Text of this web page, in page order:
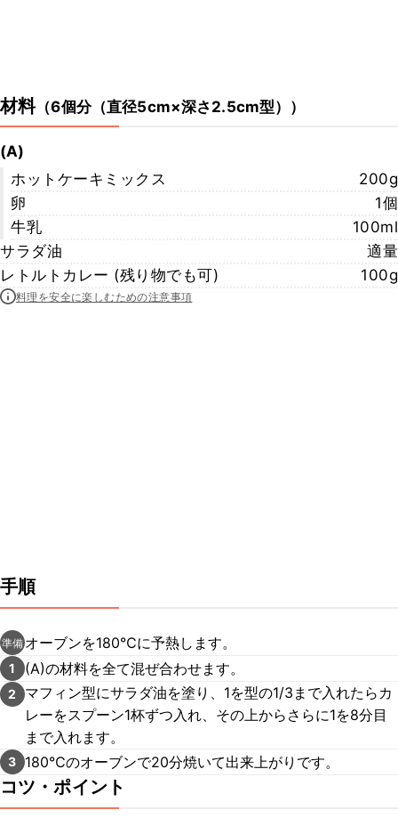
材料（6個分（直径5cm×深さ2.5cm型） ）
(A)
ホットケーキミックス
200g
卵
1個
牛乳
100ml
サラダ油
適量
レトルトカレー (残り物でも可)
100g
料理を安全に楽しむための注意事項
手順
準備 オーブンを180℃に予熱します。
1 (A)の材料を全て混ぜ合わせます。
2
マフィン型にサラダ油を塗り、1を型の1/3まで入れたらカ
レーをスプーン1杯ずつ入れ、その上からさらに1を8分目
まで入れます。
3 180℃のオーブンで20分焼いて出来上がりです。
コツ・ポイント